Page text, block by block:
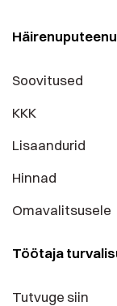
Soovitused
KKK
Lisaandurid
Hinnad
Omavalitsusele
Töötaja
Tutvuge siin